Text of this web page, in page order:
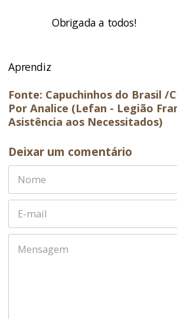
Obrigada a todos!
Equipe
Aprendiz
Fonte: Capuchinhos do Brasil /
Por Analice (Lefan - Legião
Asistência aos Necessitados)
Deixar um comentário